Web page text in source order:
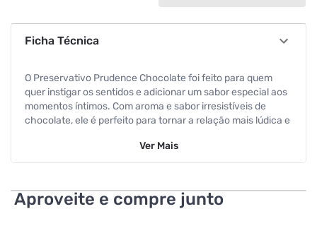
Ficha Técnica
O Preservativo Prudence Chocolate foi feito para quem
quer instigar os sentidos e adicionar um sabor especial aos
momentos íntimos. Com aroma e sabor irresistíveis de
chocolate, ele é perfeito para tornar a relação mais lúdica e
oferece, .. Além do diferencial do sabor, ele possui cor
a monotonia com criatividade e muita sedução.
Ver Mais
Aproveite e compre junto